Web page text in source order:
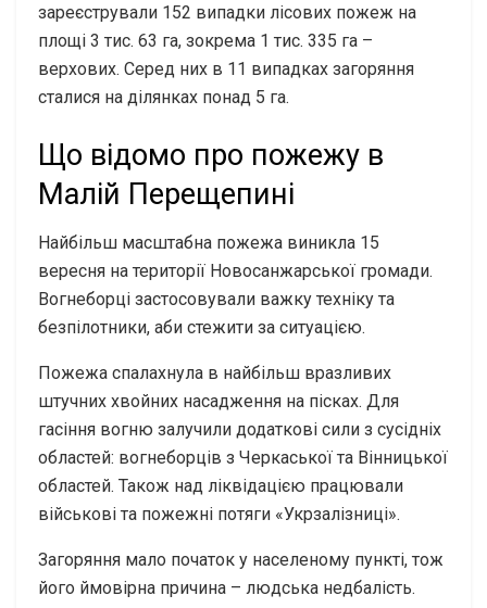
зареєстрували 152 випадки лісових пожеж на
площі 3 тис. 63 га, зокрема 1 тис. 335 га –
верхових. Серед них в 11 випадках загоряння
сталися на ділянках понад 5 га.
Що відомо про пожежу в
Малій Перещепині
Найбільш масштабна пожежа виникла 15
вересня на території Новосанжарської громади.
Вогнеборці застосовували важку техніку та
безпілотники, аби стежити за ситуацією.
Пожежа спалахнула в найбільш вразливих
штучних хвойних насадження на пісках. Для
гасіння вогню залучили додаткові сили з сусідніх
областей: вогнеборців з Черкаської та Вінницької
областей. Також над ліквідацією працювали
військові та пожежні потяги «Укрзалізниці».
Загоряння мало початок у населеному пункті, тож
його ймовірна причина – людська недбалість.